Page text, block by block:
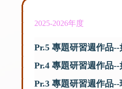
2025-2026年度
Pr.5 專題研習週作品
Pr.4 專題研習週作品
Pr.3 專題研習週作品